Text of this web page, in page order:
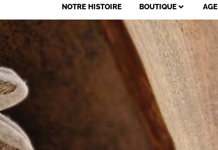
NOTRE HISTOIRE BOUTIQUE